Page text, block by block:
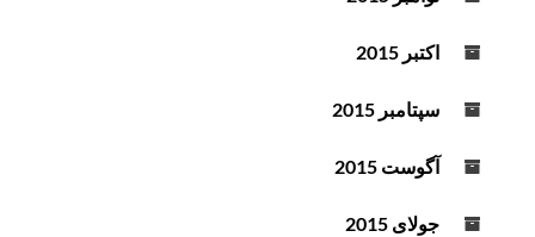
اکتبر 2015
سپتامبر 2015
آگوست 2015
جولای 2015